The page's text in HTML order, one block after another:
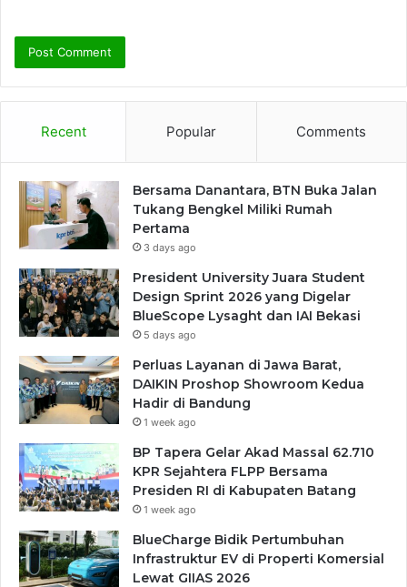
Recent Popular Comments
Bersama Danantara, BTN Buka Jalan
Tukang Bengkel Miliki Rumah
Pertama
3 days ago
President University Juara Student
Design Sprint 2026 yang Digelar
BlueScope Lysaght dan IAI Bekasi
5 days ago
Perluas Layanan di Jawa Barat,
DAIKIN Proshop Showroom Kedua
Hadir di Bandung
1 week ago
BP Tapera Gelar Akad Massal 62.710
KPR Sejahtera FLPP Bersama
Presiden RI di Kabupaten Batang
1 week ago
BlueCharge Bidik Pertumbuhan
Infrastruktur EV di Properti Komersial
Lewat GIIAS 2026